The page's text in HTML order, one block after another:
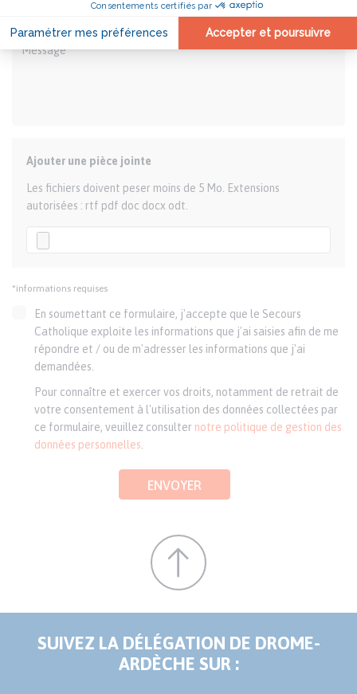
Ajouter une pièce jointe
Les fichiers doivent peser moins de 5 Mo. Extensions
autorisées : rtf pdf doc docx odt.
*informations requises
En soumettant ce formulaire, j'accepte que le Secours
Catholique exploite les informations que j'ai saisies afin de me
répondre et / ou de m'adresser les informations que j'ai
demandées.
Pour connaître et exercer vos droits, notamment de retrait de
votre consentement à l'utilisation des données collectées par
ce formulaire, veuillez consulter notre politique de gestion des
données personnelles
ENVOYER
SUIVEZ LA DÉLÉGATION DE DROME-
ARDÈCHE SUR :